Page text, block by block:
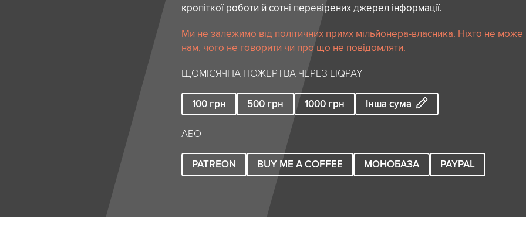
кропіткої роботи й сотні перевірених джерел інформації.
Ми не залежимо від політичних примх мільйонера-власника. Ніхто не може
нам, чого не говорити чи про що не повідомляти.
ЩОМІСЯЧНА ПОЖЕРТВА ЧЕРЕЗ LIQPAY
100 грн 500 грн 1000 грн Інша сума
АБО
PATREON BUY ME A COFFEE МОНОБАЗА PAYPAL